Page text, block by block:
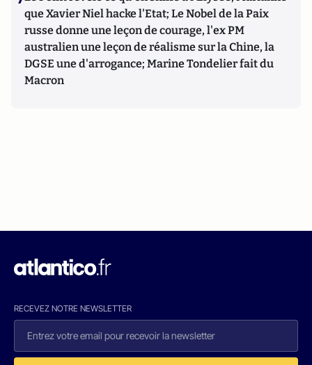
que Xavier Niel hacke l'Etat; Le Nobel de la Paix
russe donne une leçon de courage, l'ex PM
australien une leçon de réalisme sur la Chine, la
DGSE une d'arrogance; Marine Tondelier fait du
Macron
RECEVEZ NOTRE NEWSLETTER